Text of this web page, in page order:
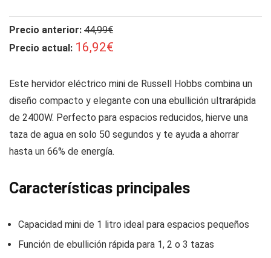
Precio anterior: 44,99€
Precio actual: 16,92€
Este hervidor eléctrico mini de Russell Hobbs combina un
diseño compacto y elegante con una ebullición ultrarápida
de 2400W. Perfecto para espacios reducidos, hierve una
taza de agua en solo 50 segundos y te ayuda a ahorrar
hasta un 66% de energía.
Características principales
Capacidad mini de 1 litro ideal para espacios pequeños
Función de ebullición rápida para 1, 2 o 3 tazas